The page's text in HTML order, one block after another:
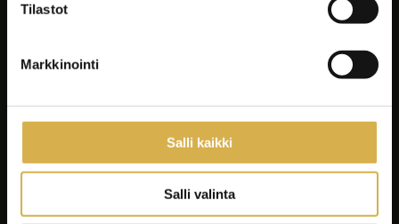
Tilastot
Markkinointi
Salli kaikki
Salli valinta
Tiktok Spotify